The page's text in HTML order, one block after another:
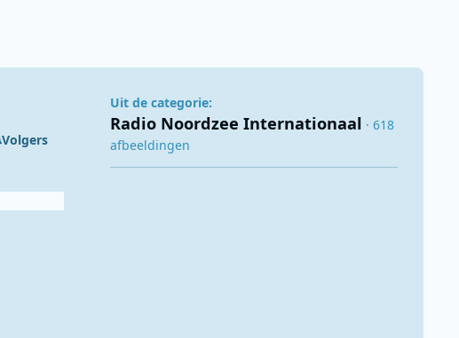
Volgers
Uit de categorie:
Radio Noordzee Internationaal · 618
afbeeldingen